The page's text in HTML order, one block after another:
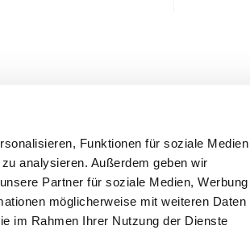
Funktionen für soziale Medien
analysieren. Außerdem geben wir
Partner für soziale Medien, Werbung
möglicherweise mit weiteren Daten
im Rahmen Ihrer Nutzung der Dienste